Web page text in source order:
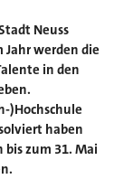
Neuss
werden die
in den
)Hochschule
haben
bis zum 31. Mai